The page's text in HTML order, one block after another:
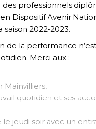
professionnels
Dispositif Avenir
2022-2023.
la performance
Merci aux :
Mainvilliers,
quotidien et ses
jeudi soir avec un